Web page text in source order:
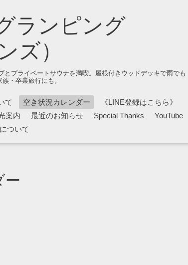
ランピング
ズ）
プライベートサウナを満喫。屋根付きウッドデッキで雨でも
・卒業旅行にも。
て 空き状況カレンダー
《LINE登録はこちら》
案内 最近のお知らせ Special Thanks
YouTube
ついて
ー